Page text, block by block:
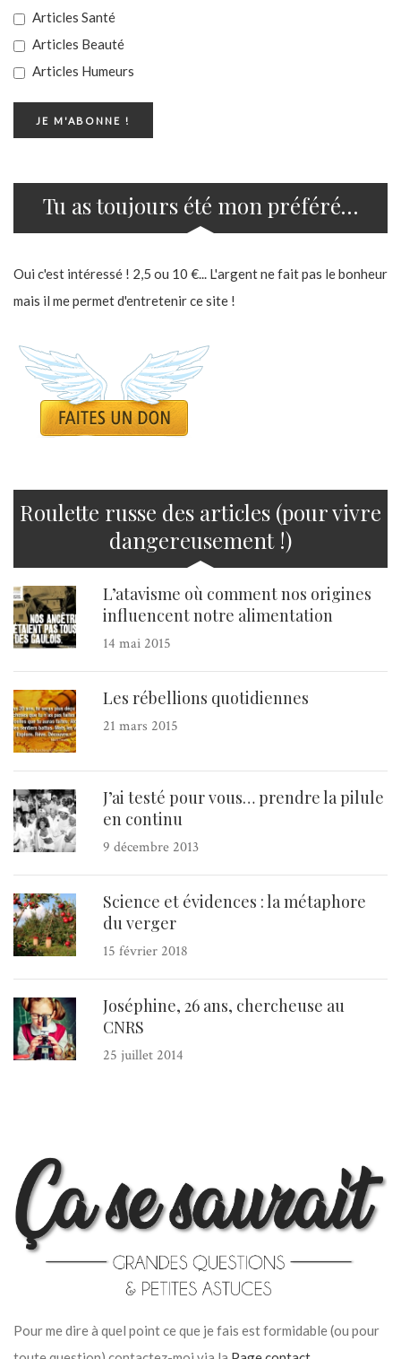
Articles Santé
Articles Beauté
Articles Humeurs
Tu as toujours été mon préféré…
Oui c'est intéressé ! 2,5 ou 10 €... L'argent ne fait pas le bonheur
mais il me permet d'entretenir ce site !
Roulette russe des articles (pour vivre
dangereusement !)
L’atavisme où comment nos origines
influencent notre alimentation
14 mai 2015
Les rébellions quotidiennes
21 mars 2015
J’ai testé pour vous… prendre la pilule
en continu
9 décembre 2013
Science et évidences : la métaphore
du verger
15 février 2018
Joséphine, 26 ans, chercheuse au
CNRS
25 juillet 2014
Pour me dire à quel point ce que je fais est formidable (ou pour